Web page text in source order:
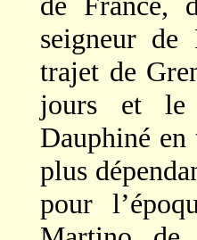
seigneur
trajet de
jours et le
Dauphiné
plus
pour